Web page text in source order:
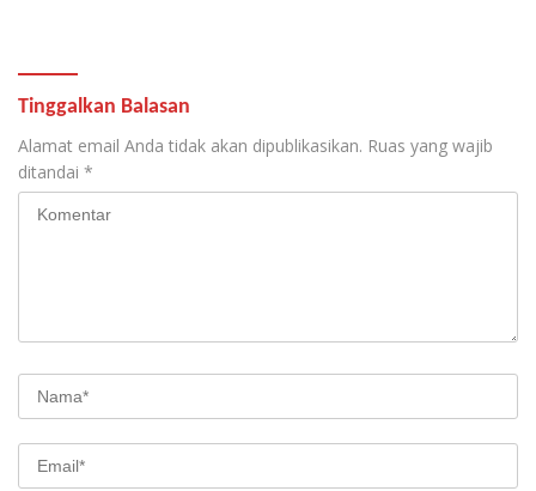
Tinggalkan Balasan
Alamat email Anda tidak akan dipublikasikan. Ruas yang wajib
ditandai *